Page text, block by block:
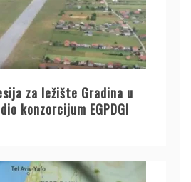
za ležište Gradina u
konzorcijum EGPDGI